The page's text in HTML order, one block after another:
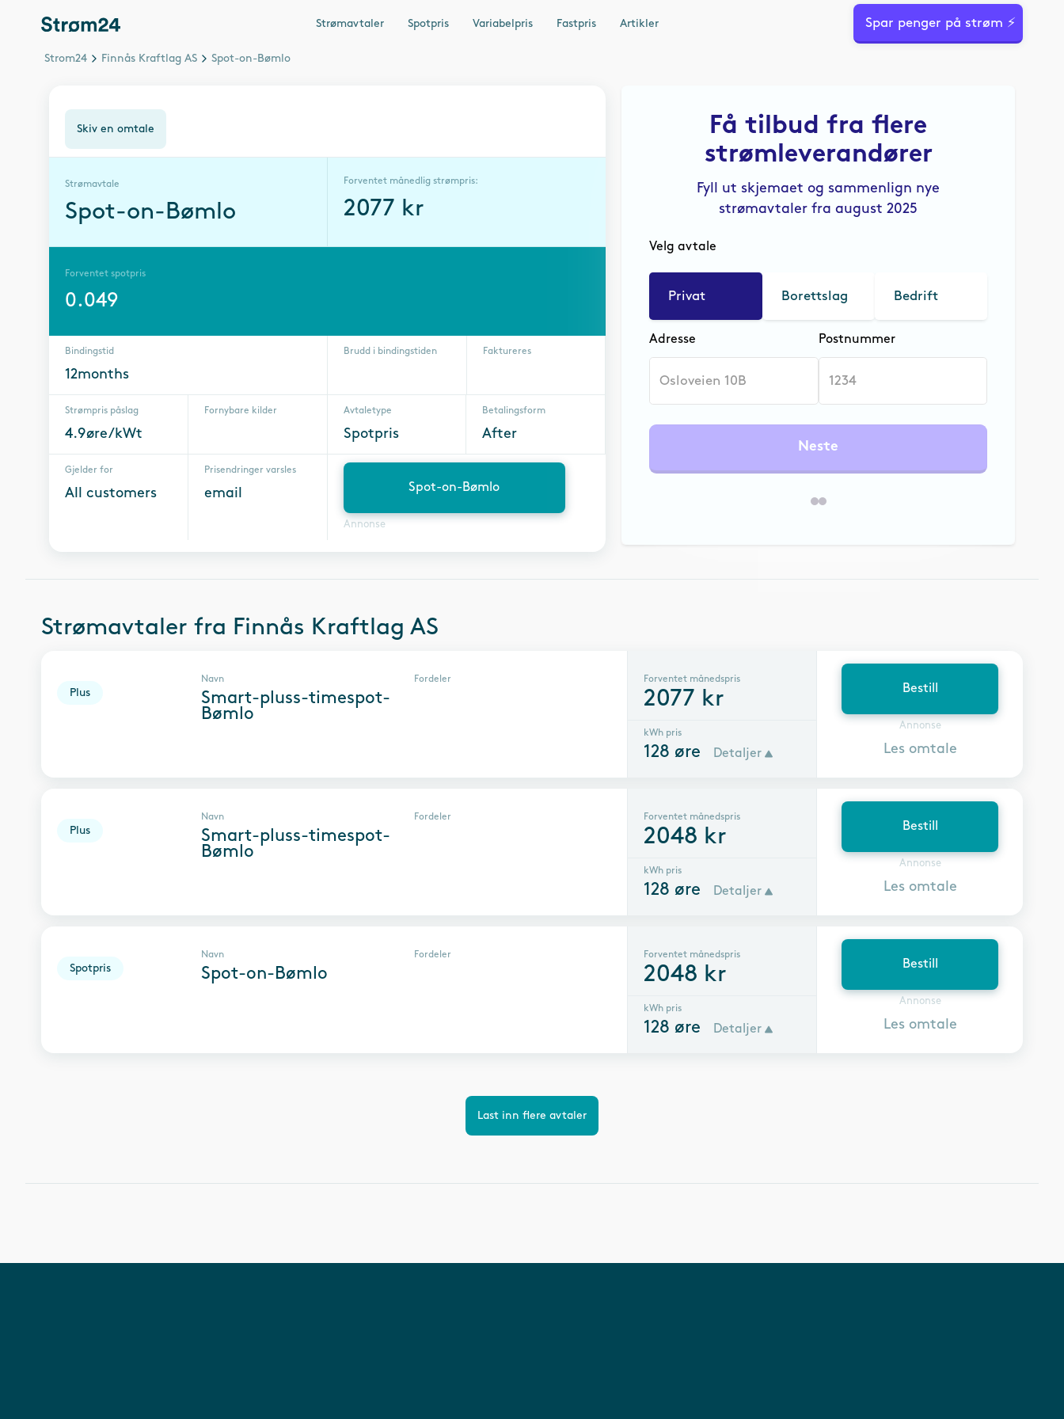
Strømavtaler Spotpris Variabelpris Fastpris Artikler Spar penger på strøm ⚡
Strom24 Finnås Kraftlag AS Spot-on-Bømlo
Skiv en omtale
Strømavtale
Spot-on-Bømlo
Forventet månedlig strømpris:
2077 kr
Forventet spotpris
0.049
Bindingstid
12months
Brudd i bindingstiden Faktureres
Strømpris påslag
4.9øre/kWt
Fornybare kilder Avtaletype
Spotpris
Betalingsform
After
Gjelder for
All customers
Prisendringer varsles
email Spot-on-Bømlo
Annonse
Få tilbud fra flere
strømleverandører
Fyll ut skjemaet og sammenlign nye
strømavtaler fra august 2025
Velg avtale
Privat Borettslag Bedrift
Adresse Postnummer
Neste
Strømavtaler fra Finnås Kraftlag AS
Plus
Navn
Smart-pluss-timespot-
Bømlo
Fordeler Forventet månedspris
2077 kr
kWh pris
128 øre Detaljer
Bestill
Annonse
Les omtale
Plus
Navn
Smart-pluss-timespot-
Bømlo
Fordeler Forventet månedspris
2048 kr
kWh pris
128 øre Detaljer
Bestill
Annonse
Les omtale
Spotpris
Navn
Spot-on-Bømlo
Fordeler Forventet månedspris
2048 kr
kWh pris
128 øre Detaljer
Bestill
Annonse
Les omtale
Last inn flere avtaler